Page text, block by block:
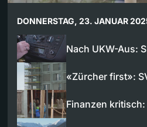
DONNERSTAG, 23. JANUAR
Nach UKW-Aus:
«Zürcher first»:
Finanzen